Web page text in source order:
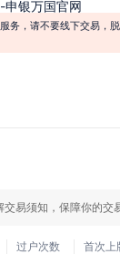
银万国官网
务，请不要线下交易，
交易须知，保障你的交
过户次数
首次上